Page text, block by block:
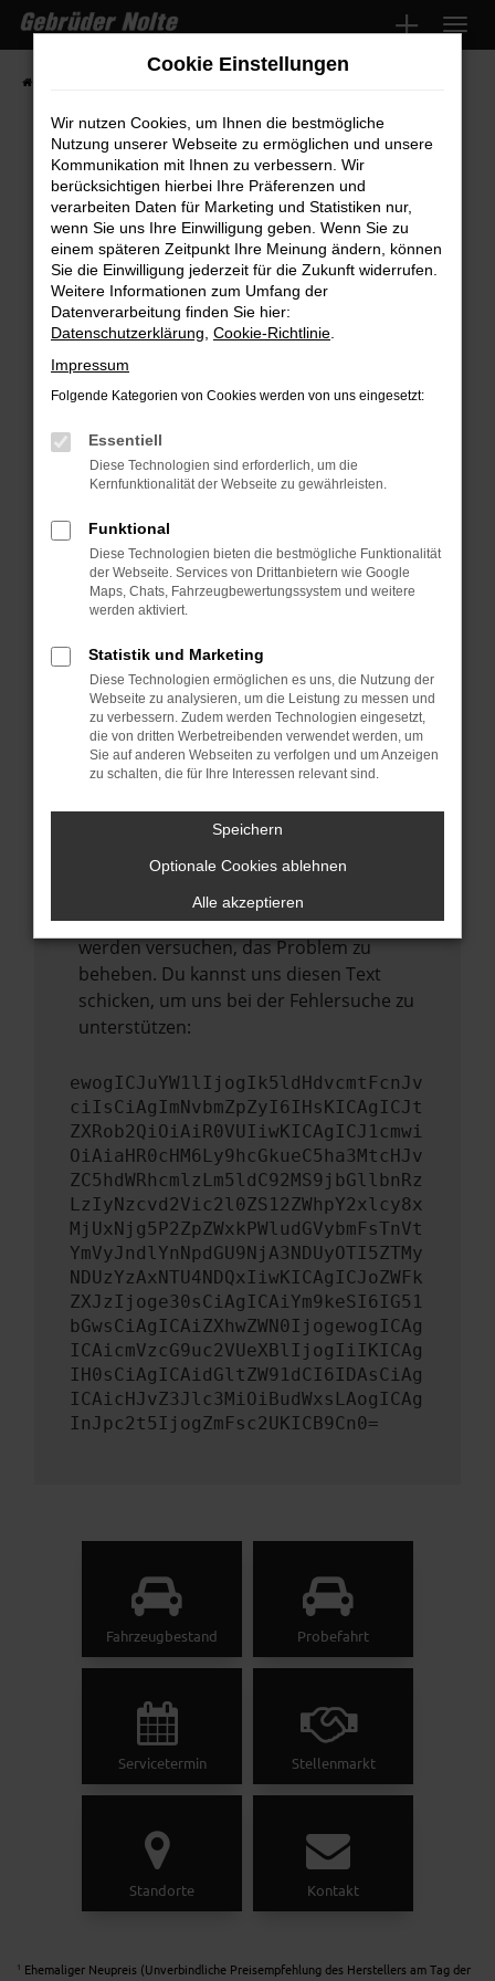
Zum
Hauptinhalt
springen
Fehler: Network Error
Beim Laden ist ein Fehler aufgetreten.
Hier sind ein paar Tipps, die dir helfen können:
Überprüfe deine Firewall und deine
Internetverbindung.
Manche Erweiterungen, wie Werbeblocker,
können das Laden bestimmter Seiten
verhindern. Funktioniert die Seite in einem
anderen Browser oder in einem privaten
Fenster?
Starte dein Gerät neu.
Das kann manchmal helfen,
Stelle sicher, dass dein Browser und dein
Betriebssystem auf dem neuesten Stand
sind.
Veraltete Software birgt nicht nur ein
Sicherheitsrisiko, sondern kann auch dazu
führen, dass bestimmte Funktionen nicht
mehr unterstützt werden.
Wende dich an den Webseitenbetreiber.
Wenn du alle oben genannten Schritte
versucht hast, kontaktiere uns bitte. Wir
werden versuchen, das Problem zu
beheben. Du kannst uns diesen Text
schicken, um uns bei der Fehlersuche zu
unterstützen:
ewogICJuYW1lIjogIk5ldHdvcmtFcnJv
ciIsCiAgImNvbmZpZyI6IHsKICAgICJt
ZXRob2QiOiAiR0VUIiwKICAgICJ1cmwi
OiAiaHR0cHM6Ly9hcGkueC5ha3MtcHJv
ZC5hdWRhcmlzLm5ldC92MS9jbGllbnRz
LzIyNzcvd2Vic2l0ZS12ZWhpY2xlcy8x
MjUxNjg5P2ZpZWxkPWludGVybmFsTnVt
YmVyJndlYnNpdGU9NjA3NDUyOTI5ZTMy
NDUzYzAxNTU4NDQxIiwKICAgICJoZWFk
ZXJzIjoge30sCiAgICAiYm9keSI6IG51
bGwsCiAgICAiZXhwZWN0IjogewogICAg
ICAicmVzcG9uc2VUeXBlIjogIiIKICAg
IH0sCiAgICAidGltZW91dCI6IDAsCiAg
ICAicHJvZ3Jlc3MiOiBudWxsLAogICAg
InJpc2t5IjogZmFsc2UKICB9Cn0=
Fahrzeugbestand Probefahrt
Servicetermin Stellenmarkt
Standorte Kontakt
1
Ehemaliger Neupreis (Unverbindliche Preisempfehlung des Herstellers am Tag der
Cookie Einstellungen
Wir nutzen Cookies, um Ihnen die bestmögliche
Nutzung unserer Webseite zu ermöglichen und unsere
Kommunikation mit Ihnen zu verbessern. Wir
berücksichtigen hierbei Ihre Präferenzen und
verarbeiten Daten für Marketing und Statistiken nur,
wenn Sie uns Ihre Einwilligung geben. Wenn Sie zu
einem späteren Zeitpunkt Ihre Meinung ändern, können
Sie die Einwilligung jederzeit für die Zukunft widerrufen.
Weitere Informationen zum Umfang der
Datenverarbeitung finden Sie hier:
Datenschutzerklärung Cookie-Richtlinie
Impressum
Folgende Kategorien von Cookies werden von uns eingesetzt:
Essentiell
Diese Technologien sind erforderlich, um die
Kernfunktionalität der Webseite zu gewährleisten.
Funktional
Diese Technologien bieten die bestmögliche Funktionalität
der Webseite. Services von Drittanbietern wie Google
Maps, Chats, Fahrzeugbewertungssystem und weitere
werden aktiviert.
Statistik und Marketing
Diese Technologien ermöglichen es uns, die Nutzung der
Webseite zu analysieren, um die Leistung zu messen und
zu verbessern. Zudem werden Technologien eingesetzt,
die von dritten Werbetreibenden verwendet werden, um
Sie auf anderen Webseiten zu verfolgen und um Anzeigen
zu schalten, die für Ihre Interessen relevant sind.
Speichern
Optionale Cookies ablehnen
Alle akzeptieren